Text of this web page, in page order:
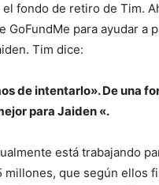
fondo de retiro de Tim.
GoFundMe para ayudar a
Tim dice:
de intentarlo».De una
para Jaiden «.
está trabajando
millones, que según ellos